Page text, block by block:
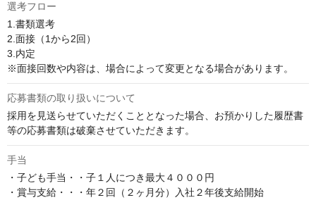
選考フロー
1.書類選考
2.面接（1から2回）
3.内定
※面接回数や内容は、場合によって変更となる場合があります。
応募書類の取り扱いについて
採用を見送らせていただくこととなった場合、お預かりした履歴書
等の応募書類は破棄させていただきます。
手当
・子ども手当・・子１人につき最大４０００円
・賞与支給・・・年２回（２ヶ月分）入社２年後支給開始